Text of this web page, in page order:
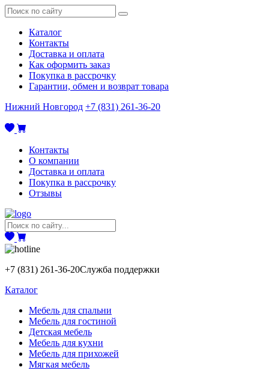
Каталог
Контакты
Доставка и оплата
Как оформить заказ
Покупка в рассрочку
Гарантии, обмен и возврат товара
Нижний Новгород +7 (831) 261-36-20
Контакты
О компании
Доставка и оплата
Покупка в рассрочку
Отзывы
+7 (831) 261-36-20Служба поддержки
Каталог
Мебель для спальни
Мебель для гостиной
Детская мебель
Мебель для кухни
Мебель для прихожей
Мягкая мебель